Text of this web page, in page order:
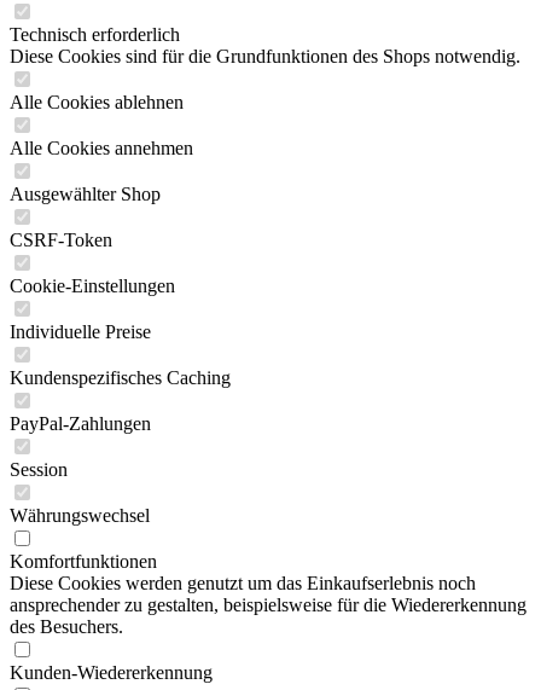
Technisch erforderlich
Diese Cookies sind für die Grundfunktionen des Shops notwendig.
Alle Cookies ablehnen
Alle Cookies annehmen
Ausgewählter Shop
CSRF-Token
Cookie-Einstellungen
Individuelle Preise
Kundenspezifisches Caching
PayPal-Zahlungen
Session
Währungswechsel
Komfortfunktionen
Diese Cookies werden genutzt um das Einkaufserlebnis noch
ansprechender zu gestalten, beispielsweise für die Wiedererkennung
des Besuchers.
Kunden-Wiedererkennung